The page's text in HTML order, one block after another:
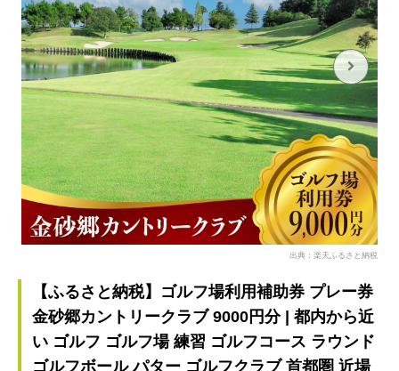
出典：楽天ふるさと納税
【ふるさと納税】ゴルフ場利用補助券 プレー券
金砂郷カントリークラブ 9000円分 | 都内から近
い ゴルフ ゴルフ場 練習 ゴルフコース ラウンド
ゴルフボール パター ゴルフクラブ 首都圏 近場